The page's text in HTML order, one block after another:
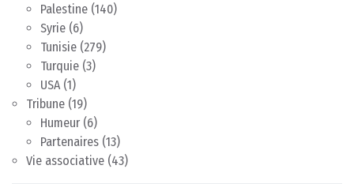
Palestine (140)
Syrie (6)
Tunisie (279)
Turquie (3)
USA(1)
Tribune (19)
Humeur (6)
Partenaires (13)
Vie associative (43)